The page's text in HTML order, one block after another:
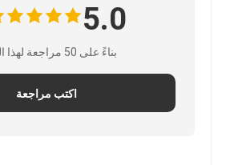
5.0
بناءً على 50 مراجعة لهذا المورد
اكتب مراجعة